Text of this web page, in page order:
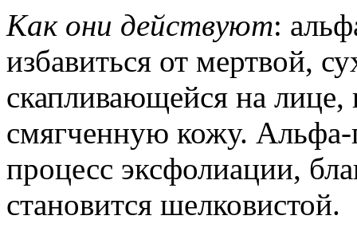
Как они действуют:
избавиться от мертвой,
скапливающейся на
смягченную кожу.
процесс эксфолиации,
становится шелковистой.